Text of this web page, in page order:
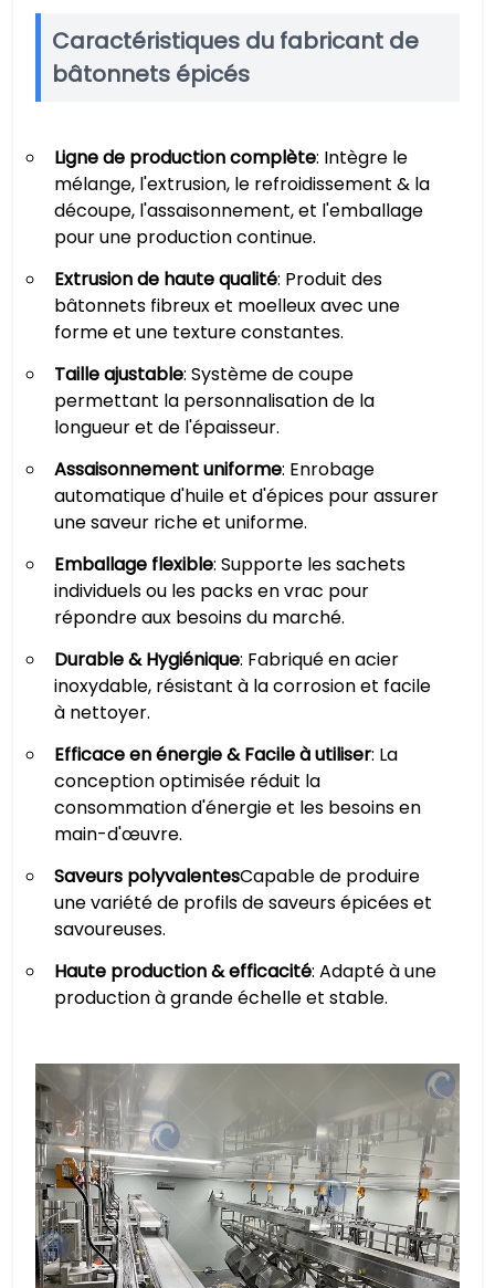
Caractéristiques du fabricant de
bâtonnets épicés
Ligne de production complète: Intègre le
mélange, l'extrusion, le refroidissement & la
découpe, l'assaisonnement, et l'emballage
pour une production continue.
Extrusion de haute qualité: Produit des
bâtonnets fibreux et moelleux avec une
forme et une texture constantes.
Taille ajustable: Système de coupe
permettant la personnalisation de la
longueur et de l'épaisseur.
Assaisonnement uniforme: Enrobage
automatique d'huile et d'épices pour assurer
une saveur riche et uniforme.
Emballage flexible: Supporte les sachets
individuels ou les packs en vrac pour
répondre aux besoins du marché.
Durable & Hygiénique: Fabriqué en acier
inoxydable, résistant à la corrosion et facile
à nettoyer.
Efficace en énergie & Facile à utiliser: La
conception optimisée réduit la
consommation d'énergie et les besoins en
main-d'œuvre.
Saveurs polyvalentesCapable de produire
une variété de profils de saveurs épicées et
savoureuses.
Haute production & efficacité: Adapté à une
production à grande échelle et stable.